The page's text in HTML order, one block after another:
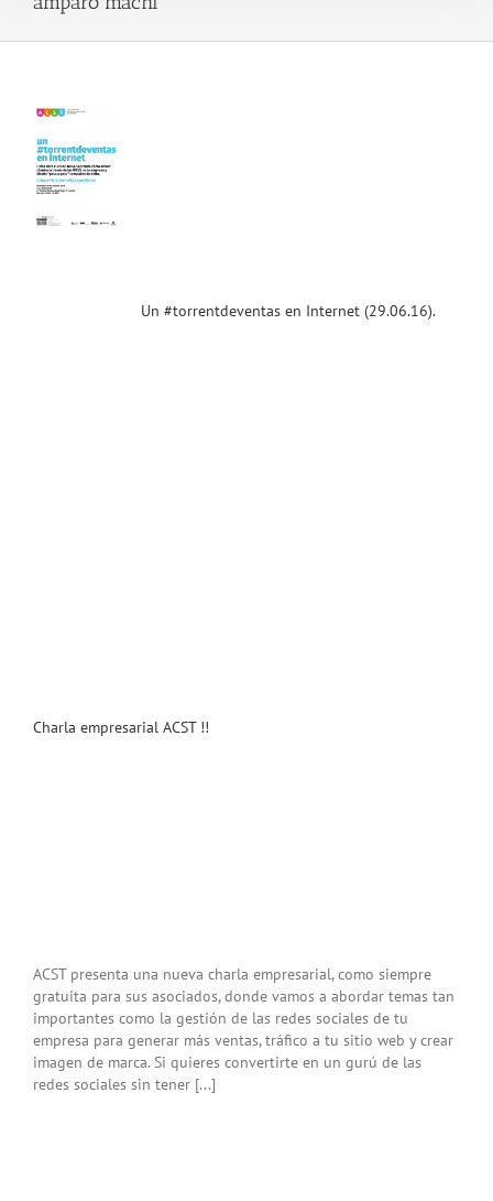
Un #torrentdeventas en Internet (29.06.16).
Charla empresarial ACST !!
ACST presenta una nueva charla empresarial, como siempre
gratuita para sus asociados, donde vamos a abordar temas tan
importantes como la gestión de las redes sociales de tu
empresa para generar más ventas, tráfico a tu sitio web y crear
imagen de marca. Si quieres convertirte en un gurú de las
redes sociales sin tener [...]